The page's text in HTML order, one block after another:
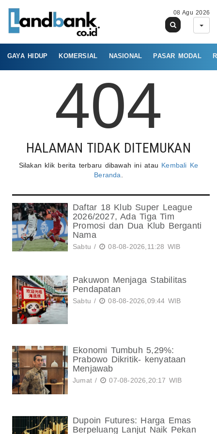
08 Agu 2026
GAYA HIDUP KOMERSIAL NASIONAL PASAR MODAL
404
HALAMAN TIDAK DITEMUKAN
Silakan klik berita terbaru dibawah ini atau Kembali Ke
Beranda
Daftar 18 Klub Super League
2026/2027, Ada Tiga Tim
Promosi dan Dua Klub Berganti
Nama
Sabtu / 08-08-2026,11:28 WIB
Pakuwon Menjaga Stabilitas
Pendapatan
Sabtu / 08-08-2026,09:44 WIB
Ekonomi Tumbuh 5,29%:
Prabowo Dikritik- kenyataan
Menjawab
Jumat / 07-08-2026,20:17 WIB
Dupoin Futures: Harga Emas
Berpeluang Lanjut Naik Pekan